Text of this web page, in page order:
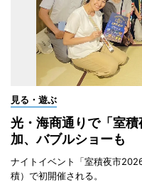
見る・遊ぶ
光・海商通りで「室
加、バブルショーも
ナイトイベント「室積夜市
積）で初開催される。